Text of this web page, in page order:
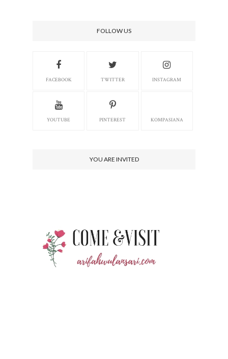
FOLLOW US
FACEBOOK TWITTER INSTAGRAM
YOUTUBE PINTEREST KOMPASIANA
YOU ARE INVITED